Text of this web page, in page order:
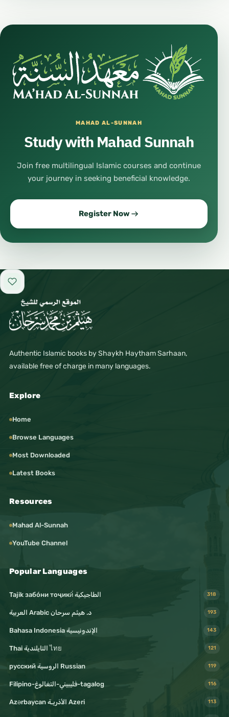
MAHAD AL-SUNNAH
Study with Mahad Sunnah
Join free multilingual Islamic courses and continue
your journey in seeking beneficial knowledge.
Register Now
Add to favorites
Authentic Islamic books by Shaykh Haytham Sarhaan,
available free of charge in many languages.
Explore
Home
Browse Languages
Most Downloaded
Latest Books
Resources
Mahad Al-Sunnah
YouTube Channel
Popular Languages
Tajik забо́ни тоҷикӣ́ الطاجيكية 318
د. هيثم سرحان Arabic العربية 193
Bahasa Indonesia الإندونيسية 143
Thai التايلندية ไทย 121
русский الروسية Russian 119
Filipino-فليبيني-التغالوغ-tagalog 116
Azərbaycan الأذريـة Azeri 113